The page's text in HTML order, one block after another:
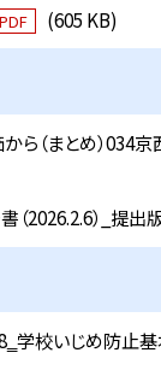
PDF (605 KB)
（まとめ）034京
2026.2.6）_提出
学校いじめ防止